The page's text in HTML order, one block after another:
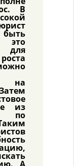
В
это
для
на
из
по